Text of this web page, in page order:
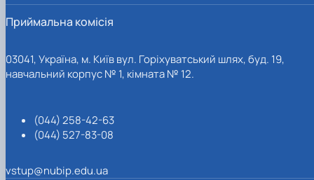
Приймальна комісія
03041, Україна, м. Київ вул. Горіхуватський шлях, буд. 19,
навчальний корпус № 1, кімната № 12.
(044) 258-42-63
(044) 527-83-08
vstup@nubip.edu.ua